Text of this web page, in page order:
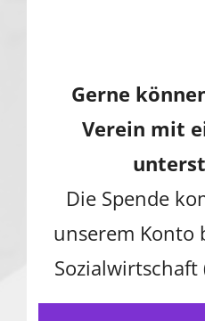
Gerne
Verein mit
Die Spende
unserem Konto
Sozialwirtschaft